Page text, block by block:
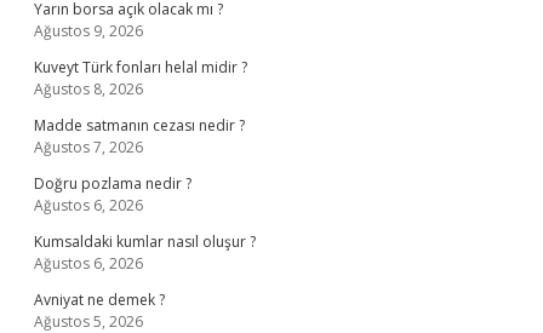
Yarın borsa açık olacak mı ?
Ağustos 9, 2026
Kuveyt Türk fonları helal midir ?
Ağustos 8, 2026
Madde satmanın cezası nedir ?
Ağustos 7, 2026
Doğru pozlama nedir ?
Ağustos 6, 2026
Kumsaldaki kumlar nasıl oluşur ?
Ağustos 6, 2026
Avniyat ne demek ?
Ağustos 5, 2026